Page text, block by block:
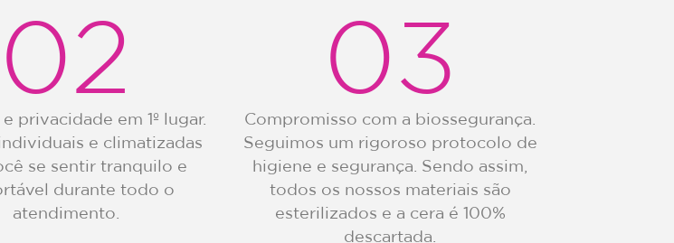
02
privacidade em 1º lugar.
e climatizadas
se sentir tranquilo e
durante todo o
atendimento.
03
Compromisso com a biossegurança.
Seguimos um rigoroso protocolo de
higiene e segurança. Sendo assim,
todos os nossos materiais são
esterilizados e a cera é 100%
descartada.